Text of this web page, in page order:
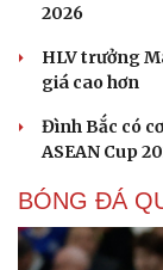
2026
HLV trưởng
giá cao hơn
Đình Bắc có
ASEAN Cup
BÓNG ĐÁ